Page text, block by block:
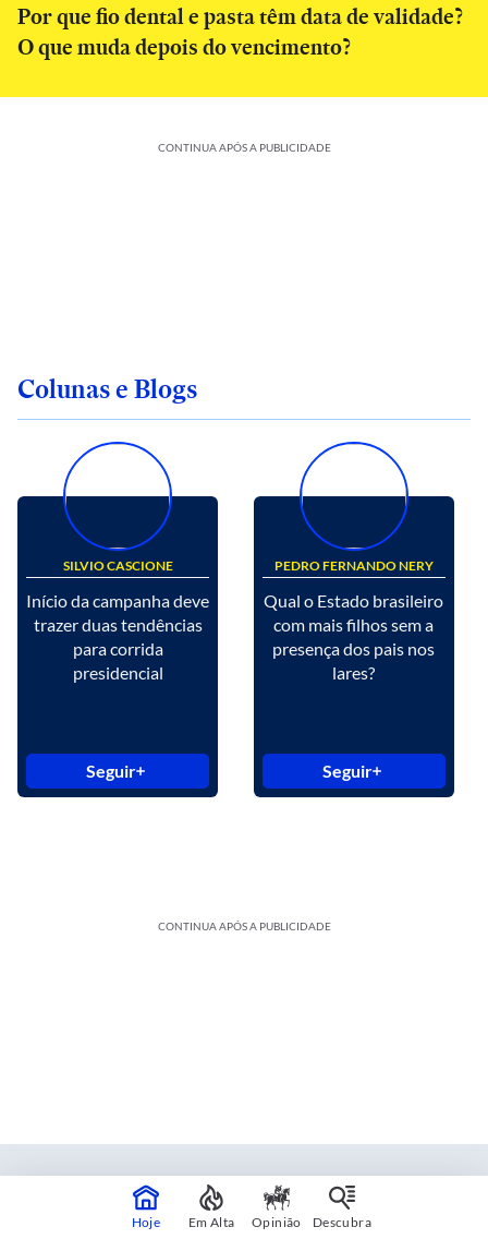
Por que fio dental e pasta têm data de validade?
O que muda depois do vencimento?
CONTINUA APÓS A PUBLICIDADE
Colunas e Blogs
SILVIO CASCIONE
Início da campanha deve
trazer duas tendências
para corrida
presidencial
Seguir
PEDRO FERNANDO NERY
Qual o Estado brasileiro
com mais filhos sem a
presença dos pais nos
lares?
Seguir
CONTINUA APÓS A PUBLICIDADE
Estadão Blue Studio
Hoje Em Alta Opinião Descubra